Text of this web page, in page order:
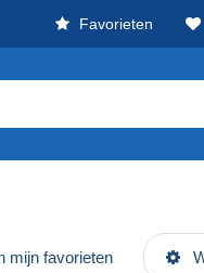
Favorieten
mijn favorieten